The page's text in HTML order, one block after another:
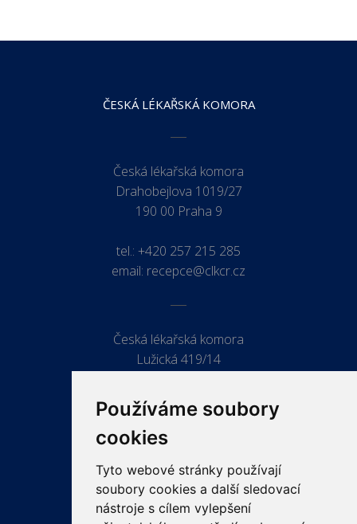
Používáme soubory
cookies
Tyto webové stránky používají
soubory cookies a další sledovací
nástroje s cílem vylepšení
ČESKÁ LÉKAŘSKÁ KOMORA
Česká lékařská komora
Drahobejlova 1019/27
190 00 Praha 9
tel.: +420 257 215 285
email: recepce@clkcr.cz
Česká lékařská komora
Lužická 419/14
ODKAZY
PRO LÉKAŘE